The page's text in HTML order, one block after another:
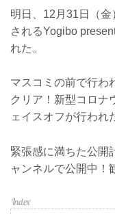
明日、12月31日（
されるYogibo
れた。
マスコミの前で行わ
クリア！新型コロナ
ェイスオフが行われ
緊張感に満ちた公開
ャンネルで公開中！